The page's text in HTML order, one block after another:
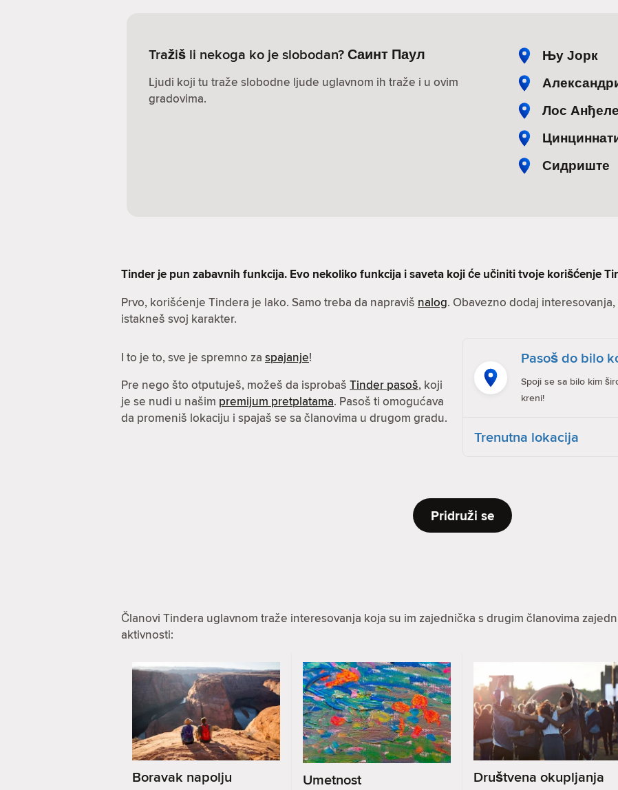
Tražiš li nekoga ko je slobodan? Саинт Паул
Ljudi koji tu traže slobodne ljude uglavnom ih traže i u ovim
gradovima.
Њу Јорк
Лос
Сидриште
Tinder je pun zabavnih funkcija. Evo nekoliko funkcija i saveta koji će učiniti tvoje korišćenje
Prvo, korišćenje Tindera je lako. Samo treba da napraviš nalog. Obavezno dodaj
istakneš svoj karakter.
I to je to, sve je spremno za spajanje!
Pre nego što otputuješ, možeš da isprobaš Tinder pasoš, koji
je se nudi u našim premijum pretplatama. Pasoš ti omogućava
da promeniš lokaciju i spajaš se sa članovima u drugom gradu.
Pasoš do bilo
Spoji se sa bilo kim
kreni!
Trenutna lokacija
Pridruži se
Članovi Tindera uglavnom traže interesovanja koja su im zajednička s drugim članovima
aktivnosti:
Boravak napolju Umetnost Društvena okupljanja